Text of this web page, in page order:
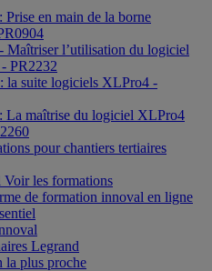
en main de la borne
Maîtriser l’utilisation du logiciel
PR2232
la suite logiciels XLPro4 -
La maîtrise du logiciel XLPro4
pour chantiers tertiaires
Voir les formations
de formation innoval en ligne
Legrand
la plus proche